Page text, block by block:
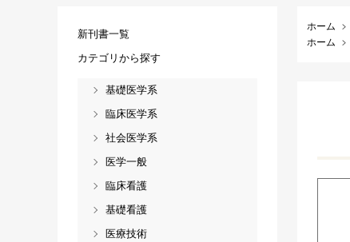
ホーム
ホーム
新刊書一覧
カテゴリから探す
基礎医学系
臨床医学系
社会医学系
医学一般
臨床看護
基礎看護
医療技術